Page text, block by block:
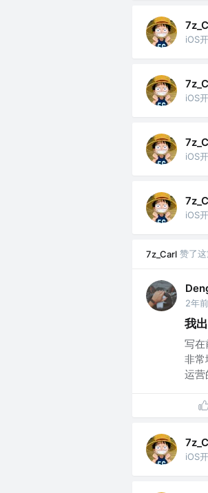
iOS
iOS
iOS
iOS
7z_Carl 赞了
2年前
我
写在
非常
运营
iOS